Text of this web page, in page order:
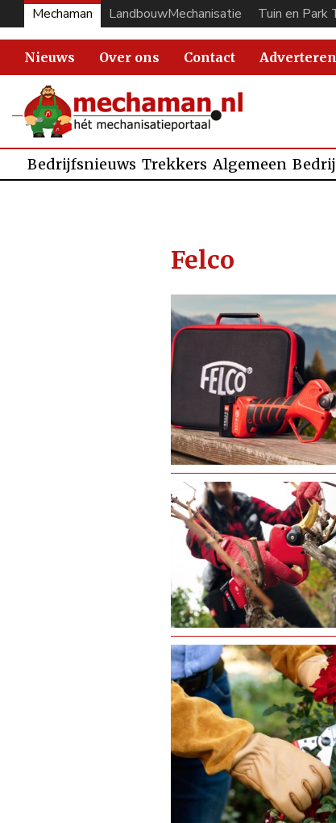
Mechaman LandbouwMechanisatie Tuin en Park
Nieuws Over ons Contact Adverteren
Bedrijfsnieuws Trekkers Algemeen
Felco